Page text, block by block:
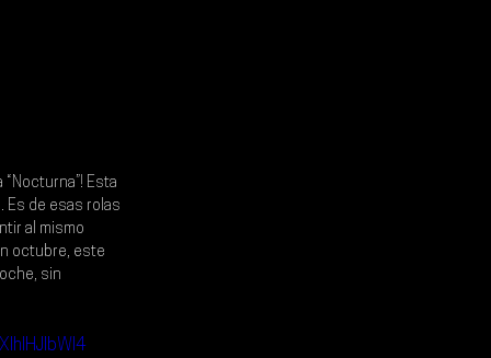
Esta
Es de esas rolas
al mismo
octubre, este
sin